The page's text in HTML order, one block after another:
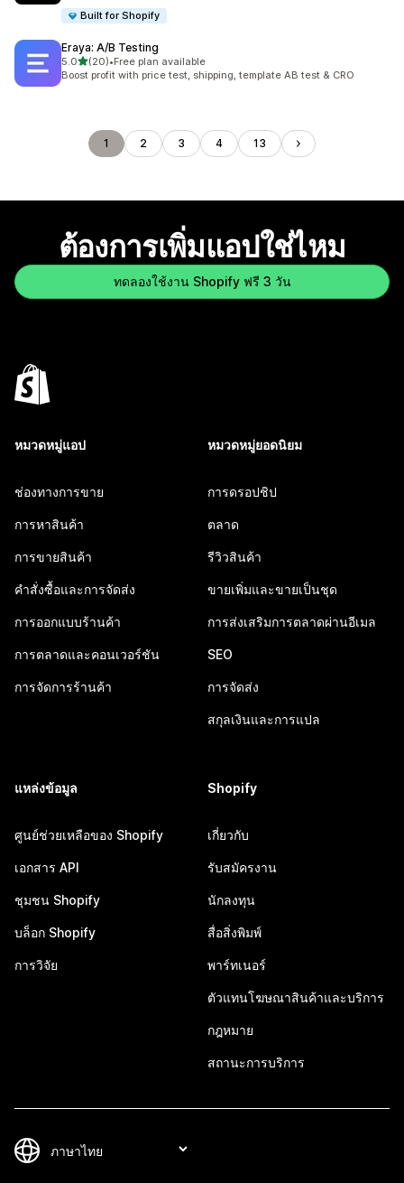
Built for Shopify
Eraya: A/B Testing
5.0เต็ม 5 ดาว
(20)
ทั้งหมด 20 รีวิว
•Free plan available
Boost profit with price test, shipping, template AB test & CRO
1 2 3 4 13
ต้องการเพิ่มแอปใช่ไหม
ทดลองใช้งาน Shopify ฟรี 3 วัน
หมวดหมู่แอป
ช่องทางการขาย
การหาสินค้า
การขายสินค้า
คำสั่งซื้อและการจัดส่ง
การออกแบบร้านค้า
การตลาดและคอนเวอร์ชัน
การจัดการร้านค้า
หมวดหมู่ยอดนิยม
การดรอปชิป
ตลาด
รีวิวสินค้า
ขายเพิ่มและขายเป็นชุด
การส่งเสริมการตลาดผ่านอีเมล
SEO
การจัดส่ง
สกุลเงินและการแปล
แหล่งข้อมูล
ศูนย์ช่วยเหลือของ Shopify
เอกสาร API
ชุมชน Shopify
บล็อก Shopify
การวิจัย
Shopify
เกี่ยวกับ
รับสมัครงาน
นักลงทุน
สื่อสิ่งพิมพ์
พาร์ทเนอร์
ตัวแทนโฆษณาสินค้าและบริการ
กฎหมาย
สถานะการบริการ